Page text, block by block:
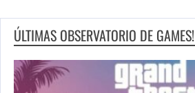
ÚLTIMAS OBSERVATORIO DE GAMES!